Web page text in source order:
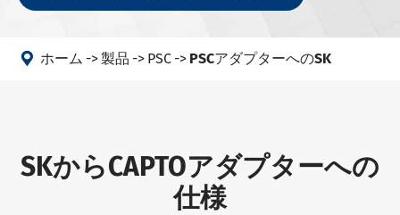
 ホーム 製品 PSC PSCアダプターへのSK
SKからCAPTOアダプターへの
仕様